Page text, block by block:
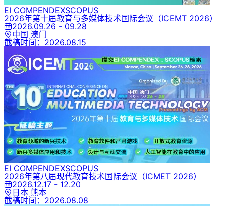
EI COMPENDEXSCOPUS
2026年第十届教育与多媒体技术国际会议 （ICEMT 2026）
2026.09.26 - 09.28
中国 澳门
截稿时间： 2026.08.15
EI COMPENDEXSCOPUS
2026年第八届现代教育技术国际会议 （ICMET 2026）
2026.12.17 - 12.20
日本 熊本
截稿时间： 2026.08.08